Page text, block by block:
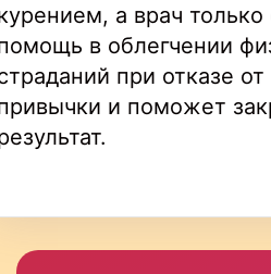
а врач только
в облегчении
при отказе от
и поможет